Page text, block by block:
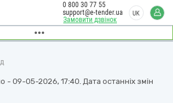
Замовити дзвінок
0 800 30 77 55
support@e-tender.ua
UK
- 09-05-2026, 17:40. Дата останніх змін